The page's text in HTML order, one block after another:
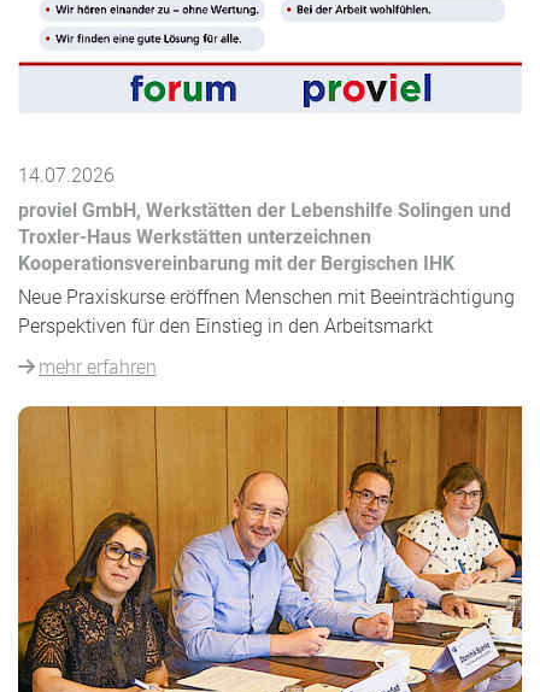
14.07.2026
proviel GmbH, Werkstätten der Lebenshilfe Solingen und
Troxler-Haus Werkstätten unterzeichnen
Kooperationsvereinbarung mit der Bergischen IHK
Neue Praxiskurse eröffnen Menschen mit Beeinträchtigung
Perspektiven für den Einstieg in den Arbeitsmarkt
mehr erfahren